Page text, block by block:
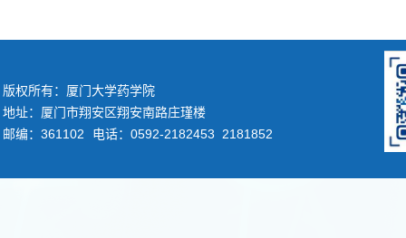
版权所有：厦门大学药学院
地址：厦门市翔安区翔安南路庄瑾楼
邮编：361102
电话：0592-2182453 2181852